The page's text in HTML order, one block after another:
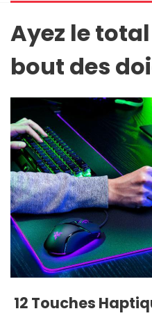
Ayez le
bout des
12 Touches